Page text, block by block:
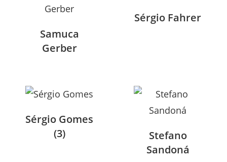
Samuca
Gerber
Sérgio Fahrer
Sérgio Gomes
(3)
Stefano
Sandoná